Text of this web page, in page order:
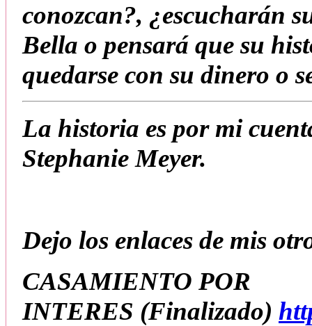
conozcan?, ¿escucharán
Bella o pensará que su
quedarse con su dinero o
La historia es por mi
Stephanie Meyer.
Dejo los enlaces de mis
CASAMIENTO POR
INTERES (Finalizado)